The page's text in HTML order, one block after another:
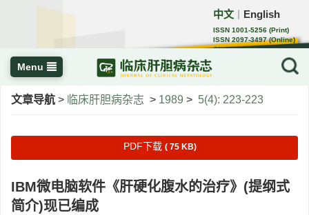
中文 English
ISSN 1001-5256 (Print)
ISSN 2097-3497 (Online)
CN 22-1108/R
Menu
文章导航 > 临床肝胆病杂志 > 1989 > 5(4): 223-223
PDF下载 ( 75 KB)
IBM微电脑软件《肝硬化腹水的治疗》(提纲式
简介)现已编成